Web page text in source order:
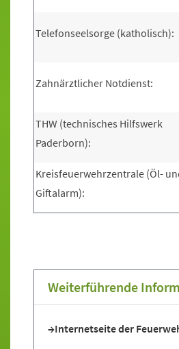
Telefonseelsorge (katholisch):
Zahnärztlicher Notdienst:
THW (technisches Hilfswerk
Paderborn):
Kreisfeuerwehrzentrale (Öl-
Giftalarm):
Weiterführende
Internetseite der